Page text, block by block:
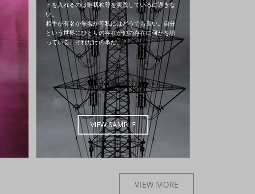
トを入れるのは唯我独尊を実践しているに過ぎな
い。
相手が有名か無名か等私にはどうでも良い。自分
という世界にひとりの存在が他の存在に何かを語
っている。それだけの事だ。
VIEW SAMPLE
VIEW MORE